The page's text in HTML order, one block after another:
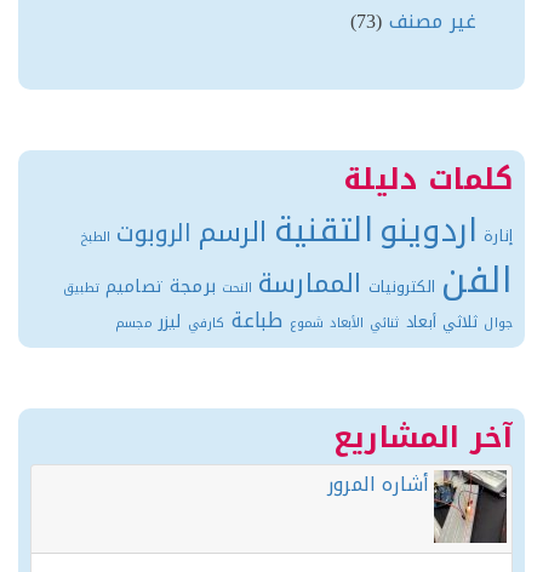
غير مصنف(73)
دليلة
اردوينوالتقنيةالرسمالروبوت الطبخ
الكترونيات الممارسة النحت برمجة تصاميم تطبيق
ثلاثي أبعاد ثنائي الأبعاد شموع طباعة كارفي ليزر مجسم
المشاريع
أشاره المرور